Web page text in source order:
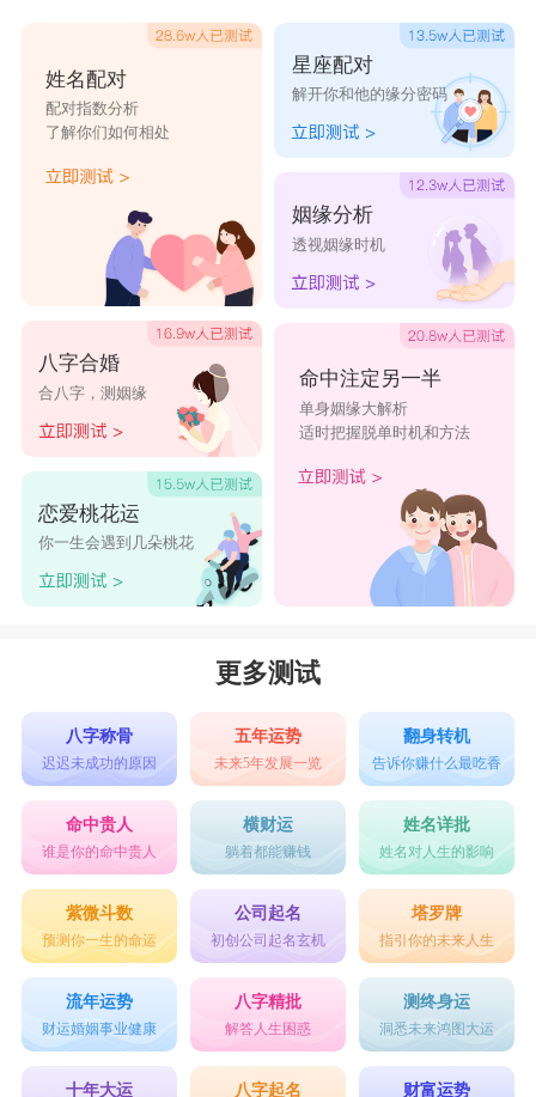
姓名配对
配对指数分析
了解你们如何相处
八字合婚
合八字，测姻缘
恋爱桃花运
你一生会遇到几朵桃花
星座配对
解开你和他的缘分密码
姻缘分析
透视姻缘时机
命中注定另一半
单身姻缘大解析
适时把握脱单时机和方法
更多测试
八字称骨
迟迟未成功的原因
五年运势
未来5年发展一览
翻身转机
告诉你赚什么最吃香
命中贵人
谁是你的命中贵人
横财运
躺着都能赚钱
姓名详批
姓名对人生的影响
紫微斗数
预测你一生的命运
公司起名
初创公司起名玄机
塔罗牌
指引你的未来人生
流年运势
财运婚姻事业健康
八字精批
解答人生困惑
测终身运
洞悉未来鸿图大运
十年大运 八字起名 财富运势